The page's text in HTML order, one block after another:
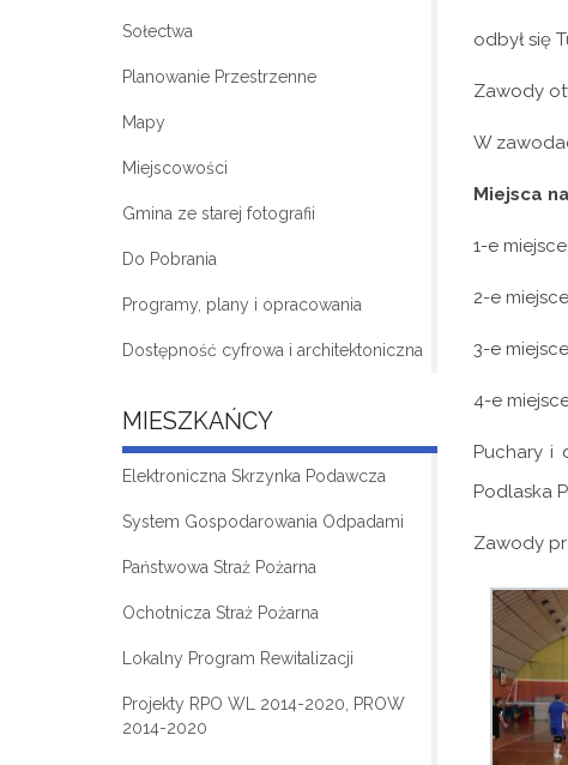
Sołectwa
Planowanie Przestrzenne
Mapy
Miejscowości
Gmina ze starej fotografii
Do Pobrania
Programy, plany i opracowania
Dostępność cyfrowa i architektoniczna
MIESZKAŃCY
Elektroniczna Skrzynka Podawcza
System Gospodarowania Odpadami
Państwowa Straż Pożarna
Ochotnicza Straż Pożarna
Lokalny Program Rewitalizacji
Projekty RPO WL 2014-2020, PROW
2014-2020
odbył się
Zawody
W
Miejsca
1-e
2-e
3-e
4-e
Puchary i
Podlaska
Zawody